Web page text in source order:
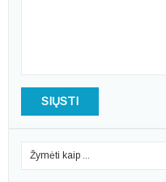
SIŲSTI
Žymėti kaip ...